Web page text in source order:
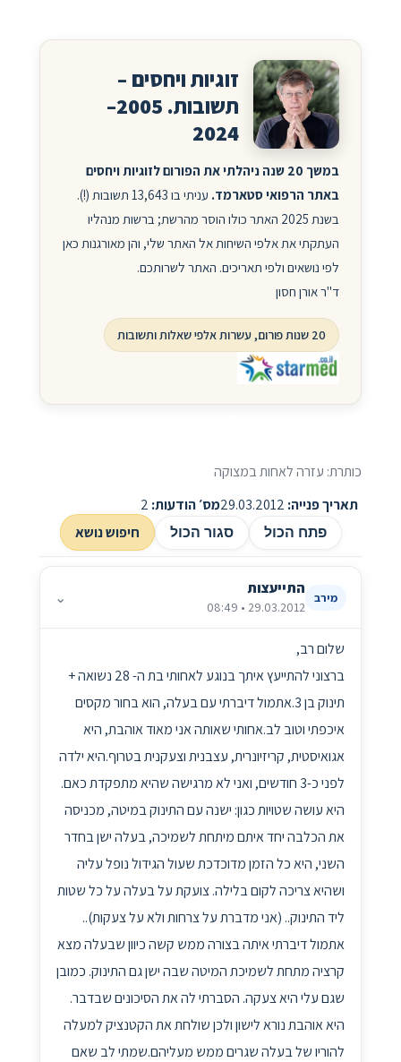
זוגיות ויחסים –
תשובות. 2005–
2024
במשך 20 שנה ניהלתי את הפורום לזוגיות ויחסים
באתר הרפואי סטארמד.
עניתי בו 13,643 תשובות (!).
בשנת 2025 האתר כולו הוסר מהרשת; ברשות מנהליו
העתקתי את אלפי השיחות אל האתר שלי, והן מאורגנות כאן
לפי נושאים ולפי תאריכים. האתר לשרותכם.
ד"ר אורן חסון
20 שנות פורום, עשרות אלפי שאלות ותשובות
כותרת: עזרה לאחות במצוקה
תאריך פנייה:
מס׳ הודעות:
פתח הכול סגור הכול חיפוש נושא
מירב התייעצות
29.03.2012 • 08:49
⌄
שלום רב,
ברצוני להתייעץ איתך בנוגע לאחותי בת ה- 28 נשואה +
תינוק בן 3.אתמול דיברתי עם בעלה, הוא בחור מקסים
איכפתי וטוב לב.אחותי שאותה אני מאוד אוהבת, היא
אגואיסטית, קריזיונרית, עצבנית וצעקנית בטרוף.היא ילדה
לפני כ-3 חודשים, ואני לא מרגישה שהיא מתפקדת כאם.
היא עושה שטויות כגון: ישנה עם התינוק במיטה, מכניסה
את הכלבה יחד איתם מיתחת לשמיכה, בעלה ישן בחדר
השני, היא כל הזמן מדוכדכת שעול הגידול נופל עליה
ושהיא צריכה לקום בלילה. צועקת על בעלה על כל שטות
ליד התינוק.. (אני מדברת על צרחות ולא על צעקות)..
אתמול דיברתי איתה בצורה ממש קשה כיוון שבעלה מצא
קרציה מתחת לשמיכת המיטה שבה ישן גם התינוק. כמובן
שגם עלי היא צעקה. הסברתי לה את הסיכונים שבדבר.
היא אוהבת נורא לישון ולכן שולחת את הקטנציק למעלה
להוריו של בעלה שגרים ממש מעליהם.שמתי לב שאם